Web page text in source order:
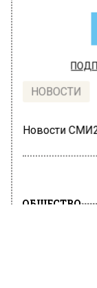
НОВОСТИ
Новости
ОБЩЕСТВО